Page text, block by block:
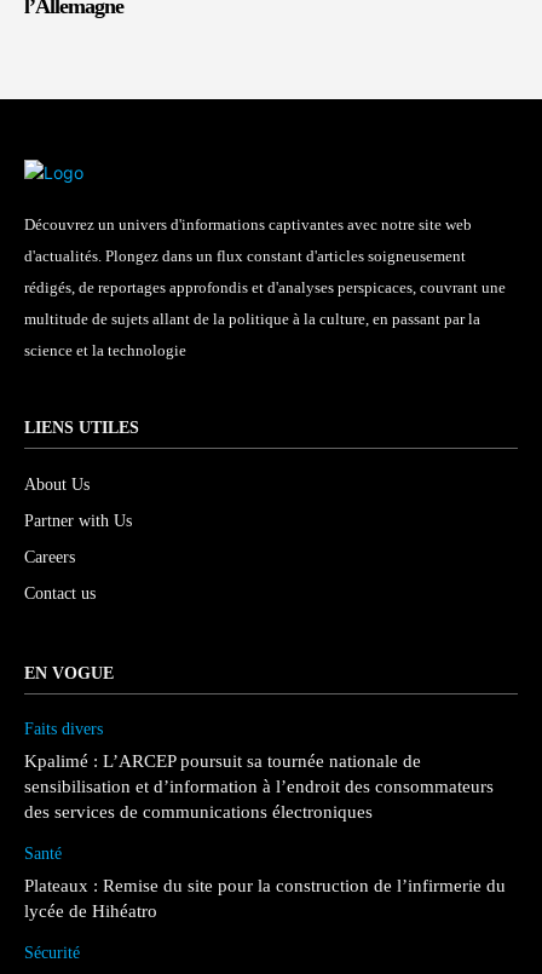
l’Allemagne
Découvrez un univers d'informations captivantes avec notre site web
d'actualités. Plongez dans un flux constant d'articles soigneusement
rédigés, de reportages approfondis et d'analyses perspicaces, couvrant une
multitude de sujets allant de la politique à la culture, en passant par la
science et la technologie
LIENS UTILES
About Us
Partner with Us
Careers
Contact us
EN VOGUE
Faits divers
Kpalimé : L’ARCEP poursuit sa tournée nationale de
sensibilisation et d’information à l’endroit des consommateurs
des services de communications électroniques
Santé
Plateaux : Remise du site pour la construction de l’infirmerie du
lycée de Hihéatro
Sécurité